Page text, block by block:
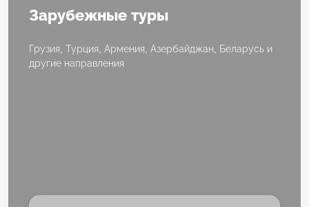
Зарубежные туры
Грузия, Турция, Армения, Азербайджан, Беларусь и
другие направления